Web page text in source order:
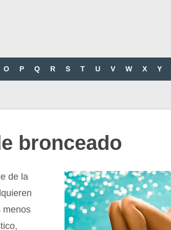
O P Q R S T U V W X Y
bronceado
de la
menos